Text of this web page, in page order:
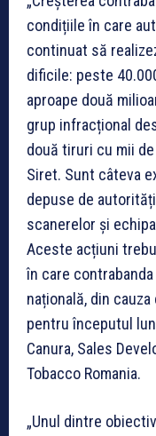
condițiile în care
continuat să
dificile: peste
aproape două
grup infracțional
două tiruri cu mii
Siret. Sunt câteva
depuse de
scanerelor și
Aceste acțiuni
în care
națională, din
pentru începutul
Canura, Sales
Tobacco Romania.
„Unul dintre